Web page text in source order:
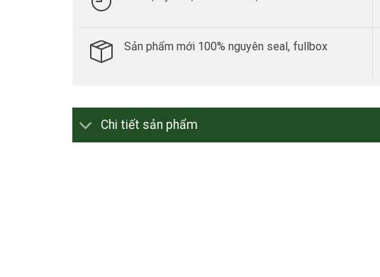
Sản phẩm mới 100% nguyên seal, fullbox
Chi tiết sản phẩm